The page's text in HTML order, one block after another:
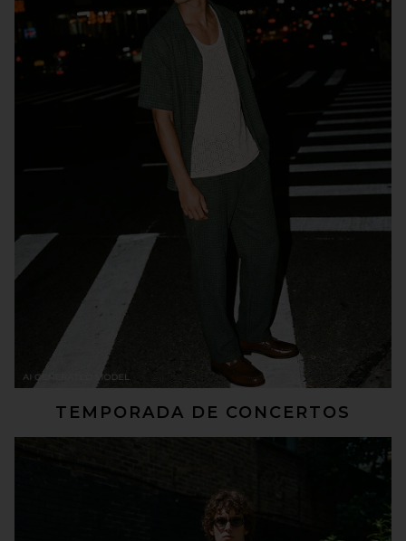
TEMPORADA DE CONCERTOS